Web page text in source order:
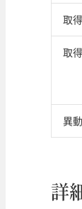
取
取
異
詳